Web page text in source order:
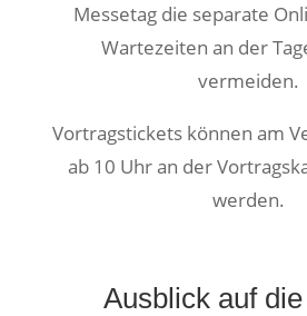
Messetag die separate
Wartezeiten an der
vermeiden.
Vortragstickets können am
ab 10 Uhr an der
werden.
Ausblick auf